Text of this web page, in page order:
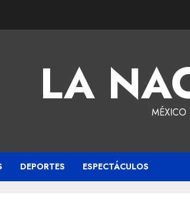
LA
DEPORTES ESPECTÁCULOS